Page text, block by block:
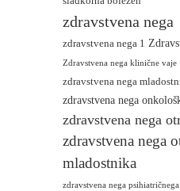
zdravstvena nega
zdravstvena nega 1
Zdravstvena nega klinične vaje
zdravstvena nega
zdravstvena nega
zdravstvena nega
zdravstvena nega
mladostnika
zdravstvena nega